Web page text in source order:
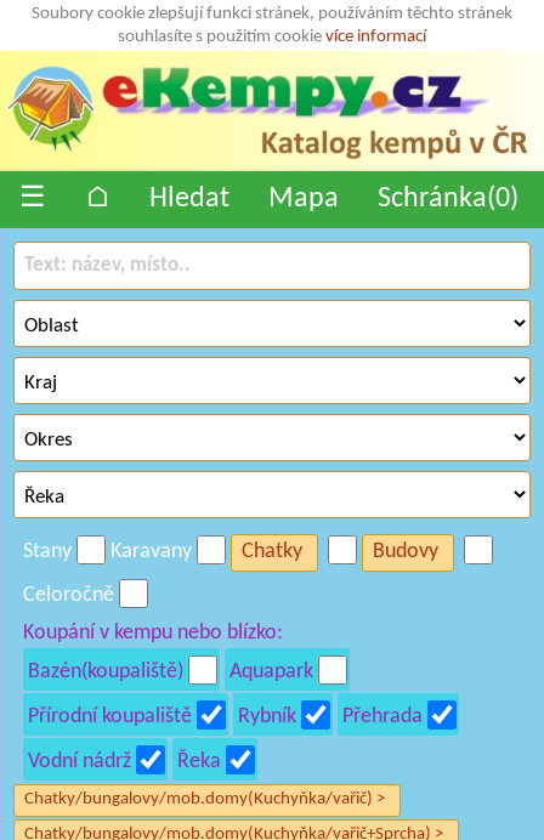
Soubory cookie zlepšují funkci stránek, používáním těchto stránek
souhlasíte s použitím cookie více informací
☰ ⌂ Hledat Mapa Schránka(0)
Stany Karavany Chatky
Budovy
Celoročně
Koupání v kempu nebo blízko:
Bazén(koupaliště)
Aquapark
Přírodní koupaliště
Rybník
Přehrada
Vodní nádrž
Řeka
Chatky/bungalovy/mob.domy(Kuchyňka/vařič) >
Chatky/bungalovy/mob.domy(Kuchyňka/vařič+Sprcha) >